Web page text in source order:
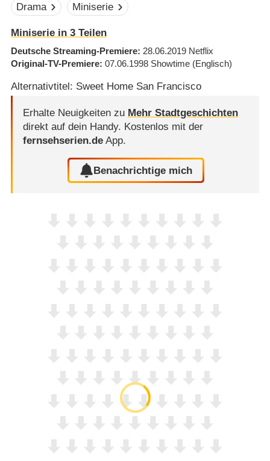
Drama Miniserie
Miniserie in 3 Teilen
Deutsche Streaming-Premiere 28.06.2019 Netflix
Original-TV-Premiere 07.06.1998 Showtime (Englisch)
Alternativtitel: Sweet Home San Francisco
Erhalte Neuigkeiten zu Mehr Stadtgeschichten
direkt auf dein Handy. Kostenlos mit der
fernsehserien.deApp.
Benachrichtige mich